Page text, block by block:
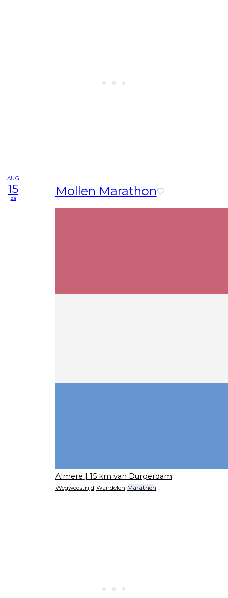
AUG
15
za Mollen Marathon
Almere | 15 km van Durgerdam
Wegwedstrijd Wandelen Marathon